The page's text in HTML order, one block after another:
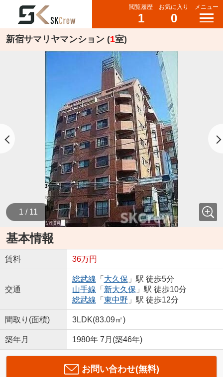
閲覧履歴
1
お気に入り
0
メニュー
新宿サマリヤマンション (1室)
1 / 11
基本情報
賃料 36万円
交通
総武線 「 大久保 」駅 徒歩5分
山手線 「 新大久保 」駅 徒歩10分
総武線 「 東中野 」駅 徒歩12分
間取り(面積) 3LDK(83.09㎡)
築年月 1980年 7月(築46年)
お問い合わせ(無料)